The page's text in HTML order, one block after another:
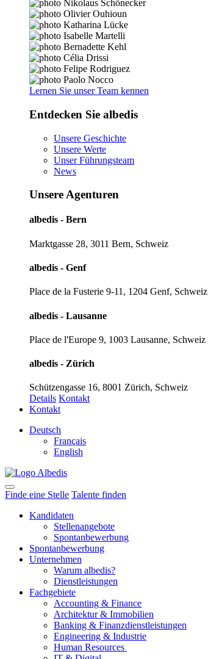
Lernen Sie unser Team kennen
Entdecken Sie albedis
Unsere Geschichte
Unsere Werte
Unser Führungsteam
News
Unsere Agenturen
albedis - Bern
Marktgasse 28, 3011 Bern, Schweiz
albedis - Genf
Place de la Fusterie 9-11, 1204 Genf, Schweiz
albedis - Lausanne
Place de l'Europe 9, 1003 Lausanne, Schweiz
albedis - Zürich
Schützengasse 16, 8001 Zürich, Schweiz
Details Kontakt
Kontakt
Deutsch
Français
English
Finde eine Stelle Talente finden
Kandidaten
Stellenangebote
Spontanbewerbung
Spontanbewerbung
Unternehmen
Warum albedis?
Dienstleistungen
Fachgebiete
Accounting & Finance
Architektur & Immobilien
Banking & Finanzdienstleistungen
Engineering & Industrie
Human Resources